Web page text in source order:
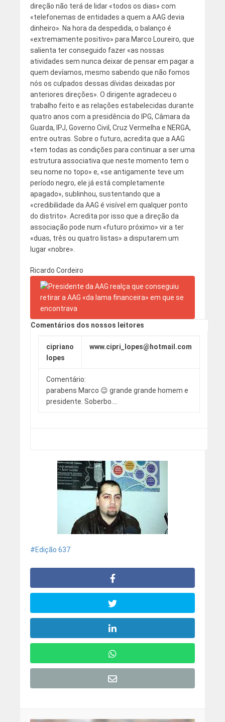
direção não terá de lidar «todos os dias» com
«telefonemas de entidades a quem a AAG devia
dinheiro». Na hora da despedida, o balanço é
«extremamente positivo» para Marco Loureiro, que
salienta ter conseguido fazer «as nossas
atividades sem nunca deixar de pensar em pagar a
quem devíamos, mesmo sabendo que não fomos
nós os culpados dessas dívidas deixadas por
anteriores direções». O dirigente agradeceu o
trabalho feito e as relações estabelecidas durante
quatro anos com a presidência do IPG, Câmara da
Guarda, IPJ, Governo Civil, Cruz Vermelha e NERGA,
entre outras. Sobre o futuro, acredita que a AAG
«tem todas as condições para continuar a ser uma
estrutura associativa que neste momento tem o
seu nome no topo» e, «se antigamente teve um
período negro, ele já está completamente
apagado», sublinhou, sustentando que a
«credibilidade da AAG é visível em qualquer ponto
do distrito». Acredita por isso que a direção da
associação pode num «futuro próximo» vir a ter
«duas, três ou quatro listas» a disputarem um
lugar «nobre».
Ricardo Cordeiro
Comentários dos nossos leitores
cipriano
lopes
www.cipri_lopes@hotmail.com
Comentário:
parabens Marco 😉 grande grande homem e
presidente. Soberbo….
Edição 637